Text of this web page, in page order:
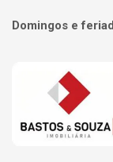
Domingos e
Página inicial